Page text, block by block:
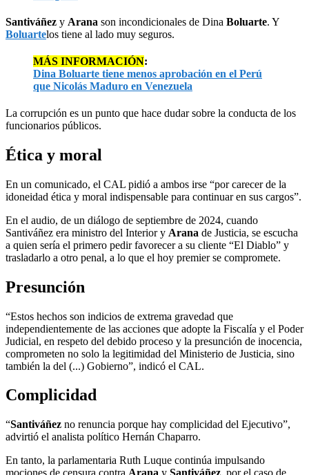
Santiváñez y Arana son incondicionales de Dina Boluarte. Y
Boluartelos tiene al lado muy seguros.
MÁS INFORMACIÓN:
Dina Boluarte tiene menos aprobación en el Perú
que Nicolás Maduro en Venezuela
La corrupción es un punto que hace dudar sobre la conducta de los
funcionarios públicos.
Ética y moral
En un comunicado, el CAL pidió a ambos irse “por carecer de la
idoneidad ética y moral indispensable para continuar en sus cargos”.
En el audio, de un diálogo de septiembre de 2024, cuando
Santiváñez era ministro del Interior y Arana de Justicia, se escucha
a quien sería el primero pedir favorecer a su cliente “El Diablo” y
trasladarlo a otro penal, a lo que el hoy premier se compromete.
Presunción
“Estos hechos son indicios de extrema gravedad que
independientemente de las acciones que adopte la Fiscalía y el Poder
Judicial, en respeto del debido proceso y la presunción de inocencia,
comprometen no solo la legitimidad del Ministerio de Justicia, sino
también la del (...) Gobierno”, indicó el CAL.
Complicidad
“Santiváñez no renuncia porque hay complicidad del Ejecutivo”,
advirtió el analista político Hernán Chaparro.
En tanto, la parlamentaria Ruth Luque continúa impulsando